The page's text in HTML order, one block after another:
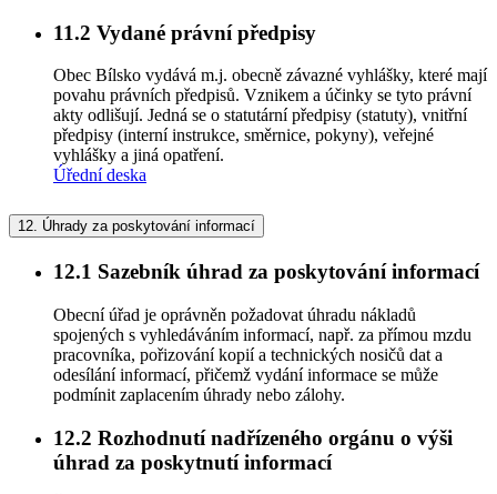
11.2 Vydané právní předpisy
Obec Bílsko vydává m.j. obecně závazné vyhlášky, které mají
povahu právních předpisů. Vznikem a účinky se tyto právní
akty odlišují. Jedná se o statutární předpisy (statuty), vnitřní
předpisy (interní instrukce, směrnice, pokyny), veřejné
vyhlášky a jiná opatření.
Úřední deska
12. Úhrady za poskytování informací
12.1 Sazebník úhrad za poskytování informací
Obecní úřad je oprávněn požadovat úhradu nákladů
spojených s vyhledáváním informací, např. za přímou mzdu
pracovníka, pořizování kopií a technických nosičů dat a
odesílání informací, přičemž vydání informace se může
podmínit zaplacením úhrady nebo zálohy.
12.2 Rozhodnutí nadřízeného orgánu o výši
úhrad za poskytnutí informací